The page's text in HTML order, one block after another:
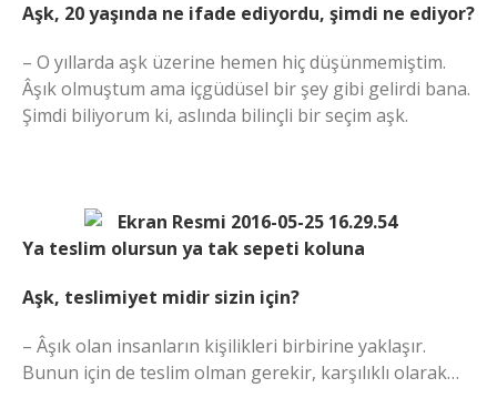
Aşk, 20 yaşında ne ifade ediyordu, şimdi ne ediyor?
– O yıllarda aşk üzerine hemen hiç düşünmemiştim.
Âşık olmuştum ama içgüdüsel bir şey gibi gelirdi bana.
Şimdi biliyorum ki, aslında bilinçli bir seçim aşk.
Ya teslim olursun ya tak sepeti koluna
Aşk, teslimiyet midir sizin için?
– Âşık olan insanların kişilikleri birbirine yaklaşır.
Bunun için de teslim olman gerekir, karşılıklı olarak…